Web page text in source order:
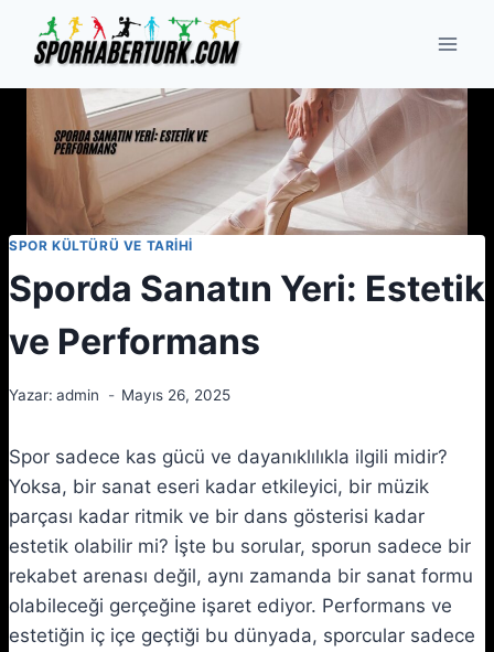
content
SPOR KÜLTÜRÜ VE TARIHI
Sporda Sanatın Yeri: Estetik
ve Performans
Yazar: admin Mayıs 26, 2025
Spor sadece kas gücü ve dayanıklılıkla ilgili midir?
Yoksa, bir sanat eseri kadar etkileyici, bir müzik
parçası kadar ritmik ve bir dans gösterisi kadar
estetik olabilir mi? İşte bu sorular, sporun sadece bir
rekabet arenası değil, aynı zamanda bir sanat formu
olabileceği gerçeğine işaret ediyor. Performans ve
estetiğin iç içe geçtiği bu dünyada, sporcular sadece